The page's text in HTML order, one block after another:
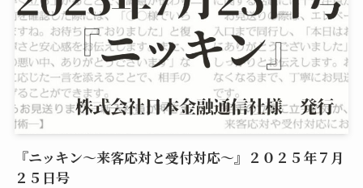
『ニッキン～来客応対と受付対応～』２０２５年７月
２５日号